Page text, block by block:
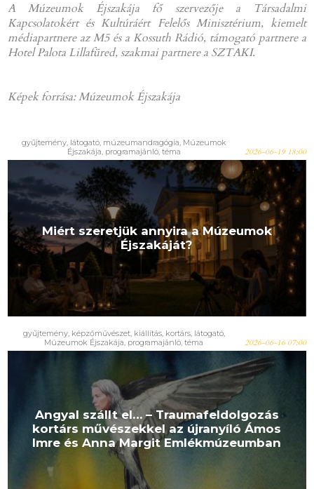
A Múzeumok Éjszakája fő szervezője a Társadalmi
Kapcsolatokért és Kultúráért Felelős Minisztérium, kiemelt
médiapartnere az M5 és a Kossuth Rádió, támogató partnere a
Hotel Palota Lillafüred, szakmai partnere a SZTAKI.
Képek forrása: Múzeumok Éjszakája
gyűjtemény, látogató, múzeumandragógia, Múzeumok
Éjszakája, programajánló, téma
2026-06-19 18:00
Miért szeretjük annyira a Múzeumok
Éjszakáját?
gyűjtemény, képzőművészet, kiállítás, kortárs, látogató,
Múzeumok Éjszakája, programajánló, téma
2026-06-16 07:00
Angyal szállt el… – Traumafeldolgozás
kortárs művészekkel az újranyíló Ámos
Imre és Anna Margit Emlékmúzeumban